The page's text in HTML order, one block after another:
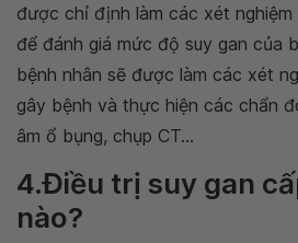
được chỉ định làm các xét nghiệm
để đánh giá mức độ suy gan của
bệnh nhân sẽ được làm các xét
gây bệnh và thực hiện các chẩn
âm ổ bụng, chụp CT...
4.Điều trị suy gan
nào?